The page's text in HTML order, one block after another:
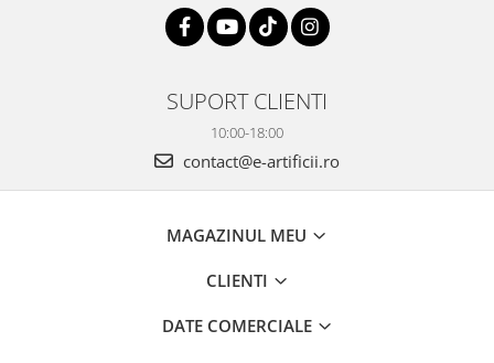
SUPORT CLIENTI
10:00-18:00
contact@e-artificii.ro
MAGAZINUL MEU
CLIENTI
DATE COMERCIALE